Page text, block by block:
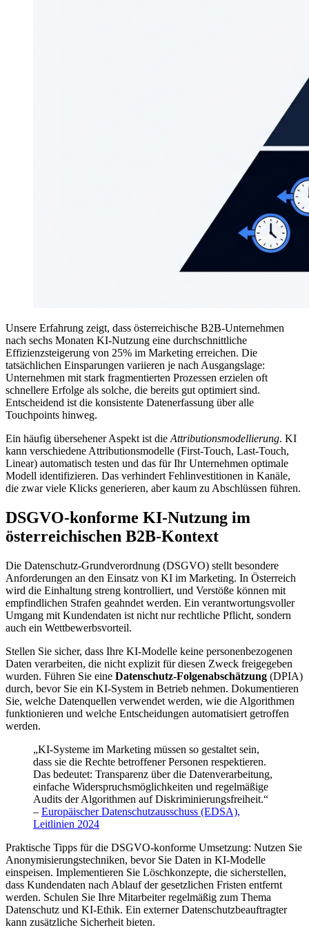
Unsere Erfahrung zeigt, dass österreichische B2B-Unternehmen
nach sechs Monaten KI-Nutzung eine durchschnittliche
Effizienzsteigerung von 25% im Marketing erreichen. Die
tatsächlichen Einsparungen variieren je nach Ausgangslage:
Unternehmen mit stark fragmentierten Prozessen erzielen oft
schnellere Erfolge als solche, die bereits gut optimiert sind.
Entscheidend ist die konsistente Datenerfassung über alle
Touchpoints hinweg.
Ein häufig übersehener Aspekt ist die Attributionsmodellierung. KI
kann verschiedene Attributionsmodelle (First-Touch, Last-Touch,
Linear) automatisch testen und das für Ihr Unternehmen optimale
Modell identifizieren. Das verhindert Fehlinvestitionen in Kanäle,
die zwar viele Klicks generieren, aber kaum zu Abschlüssen führen.
DSGVO-konforme KI-Nutzung im
österreichischen B2B-Kontext
Die Datenschutz-Grundverordnung (DSGVO) stellt besondere
Anforderungen an den Einsatz von KI im Marketing. In Österreich
wird die Einhaltung streng kontrolliert, und Verstöße können mit
empfindlichen Strafen geahndet werden. Ein verantwortungsvoller
Umgang mit Kundendaten ist nicht nur rechtliche Pflicht, sondern
auch ein Wettbewerbsvorteil.
Stellen Sie sicher, dass Ihre KI-Modelle keine personenbezogenen
Daten verarbeiten, die nicht explizit für diesen Zweck freigegeben
wurden. Führen Sie eine Datenschutz-Folgenabschätzung (DPIA)
durch, bevor Sie ein KI-System in Betrieb nehmen. Dokumentieren
Sie, welche Datenquellen verwendet werden, wie die Algorithmen
funktionieren und welche Entscheidungen automatisiert getroffen
werden.
„KI-Systeme im Marketing müssen so gestaltet sein,
dass sie die Rechte betroffener Personen respektieren.
Das bedeutet: Transparenz über die Datenverarbeitung,
einfache Widerspruchsmöglichkeiten und regelmäßige
Audits der Algorithmen auf Diskriminierungsfreiheit.“
– Europäischer Datenschutzausschuss (EDSA),
Leitlinien 2024
Praktische Tipps für die DSGVO-konforme Umsetzung: Nutzen Sie
Anonymisierungstechniken, bevor Sie Daten in KI-Modelle
einspeisen. Implementieren Sie Löschkonzepte, die sicherstellen,
dass Kundendaten nach Ablauf der gesetzlichen Fristen entfernt
werden. Schulen Sie Ihre Mitarbeiter regelmäßig zum Thema
Datenschutz und KI-Ethik. Ein externer Datenschutzbeauftragter
kann zusätzliche Sicherheit bieten.